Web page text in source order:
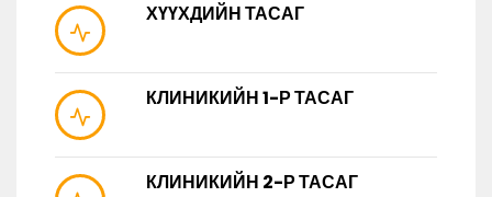
ХҮҮХДИЙН ТАСАГ
КЛИНИКИЙН 1-Р ТАСАГ
КЛИНИКИЙН 2-Р ТАСАГ